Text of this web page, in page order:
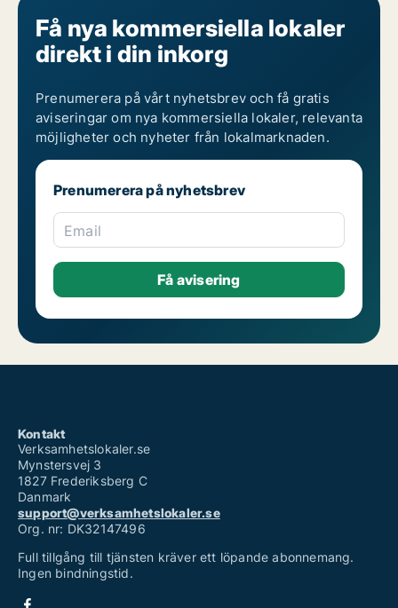
Få nya kommersiella lokaler
direkt i din inkorg
Prenumerera på vårt nyhetsbrev och få gratis
aviseringar om nya kommersiella lokaler, relevanta
möjligheter och nyheter från lokalmarknaden.
Prenumerera på nyhetsbrev
Email
Kontakt
Verksamhetslokaler.se
Mynstersvej 3
1827 Frederiksberg C
Danmark
support@verksamhetslokaler.se
Org. nr: DK32147496
Full tillgång till tjänsten kräver ett löpande abonnemang.
Ingen bindningstid.